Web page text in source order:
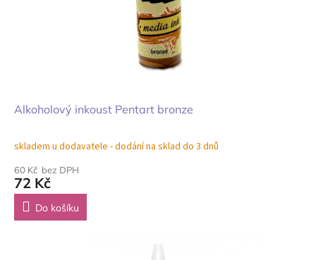
Alkoholový inkoust Pentart bronze
skladem u dodavatele - dodání na sklad do 3 dnů
60 Kč bez DPH
72 Kč
Do košíku